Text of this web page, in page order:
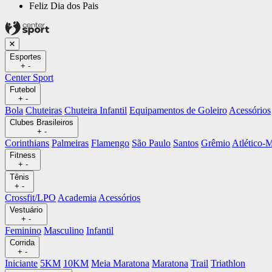
Feliz Dia dos Pais
Esportes
+ -
Center Sport
Futebol
+ -
Bola Chuteiras Chuteira Infantil Equipamentos de Goleiro Acessórios
Clubes Brasileiros
+ -
Corinthians Palmeiras Flamengo São Paulo Santos Grêmio Atlético-
Fitness
+ -
Tênis
+ -
Crossfit/LPO Academia Acessórios
Vestuário
+ -
Feminino Masculino Infantil
Corrida
+ -
Iniciante 5KM 10KM Meia Maratona Maratona Trail Triathlon